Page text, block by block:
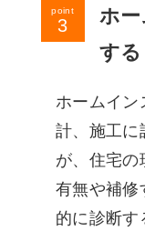
point
ホ
する
ホームイン
計、施工に
が、住宅の
有無や補修
的に診断す